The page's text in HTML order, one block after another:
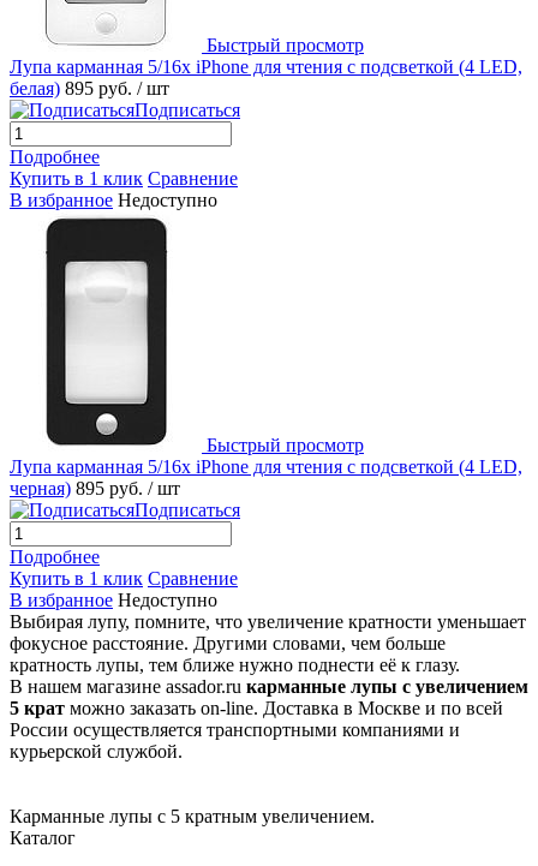
Быстрый просмотр
Лупа карманная 5/16x iPhone для чтения с подсветкой (4 LED,
белая) 895 руб. / шт
Подписаться
Подробнее
Купить в 1 клик Сравнение
В избранное Недоступно
Быстрый просмотр
Лупа карманная 5/16x iPhone для чтения с подсветкой (4 LED,
черная) 895 руб. / шт
Подписаться
Подробнее
Купить в 1 клик Сравнение
В избранное Недоступно
Выбирая лупу, помните, что увеличение кратности уменьшает
фокусное расстояние. Другими словами, чем больше
кратность лупы, тем ближе нужно поднести её к глазу.
В нашем магазине assador.ru карманные лупы с увеличением
5 крат можно заказать on-line. Доставка в Москве и по всей
России осуществляется транспортными компаниями и
курьерской службой.
Карманные лупы с 5 кратным увеличением.
Каталог